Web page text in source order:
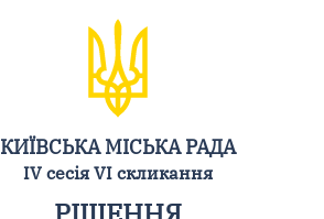
КИЇВСЬКА МІСЬКА РАДА
IV сесія VI скликання